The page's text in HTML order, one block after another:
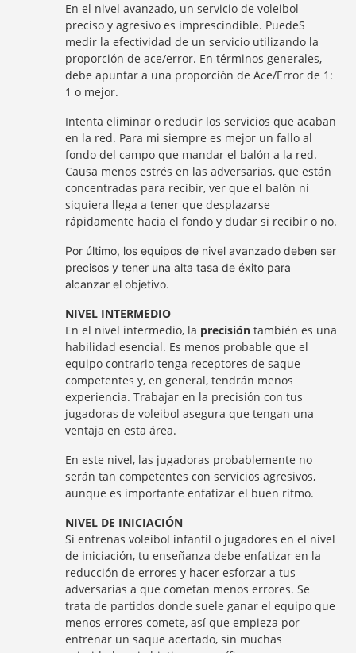
En el nivel avanzado, un servicio de voleibol
preciso y agresivo es imprescindible. PuedeS
medir la efectividad de un servicio utilizando la
proporción de ace/error. En términos generales,
debe apuntar a una proporción de Ace/Error de 1:
1 o mejor.
Intenta eliminar o reducir los servicios que acaban
en la red. Para mi siempre es mejor un fallo al
fondo del campo que mandar el balón a la red.
Causa menos estrés en las adversarias, que están
concentradas para recibir, ver que el balón ni
siquiera llega a tener que desplazarse
rápidamente hacia el fondo y dudar si recibir o no.
Por último, los equipos de nivel avanzado deben ser
precisos y tener una alta tasa de éxito para
alcanzar el objetivo.
NIVEL INTERMEDIO
En el nivel intermedio, la precisión también es una
habilidad esencial. Es menos probable que el
equipo contrario tenga receptores de saque
competentes y, en general, tendrán menos
experiencia. Trabajar en la precisión con tus
jugadoras de voleibol asegura que tengan una
ventaja en esta área.
En este nivel, las jugadoras probablemente no
serán tan competentes con servicios agresivos,
aunque es importante enfatizar el buen ritmo.
NIVEL DE INICIACIÓN
Si entrenas voleibol infantil o jugadores en el nivel
de iniciación, tu enseñanza debe enfatizar en la
reducción de errores y hacer esforzar a tus
adversarias a que cometan menos errores. Se
trata de partidos donde suele ganar el equipo que
menos errores comete, así que empieza por
entrenar un saque acertado, sin muchas